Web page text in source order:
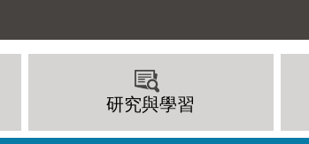
研究與學習